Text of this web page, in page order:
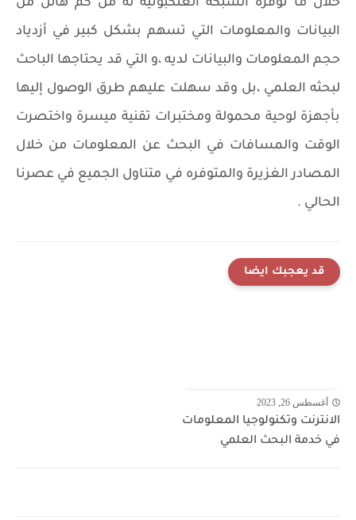
خلال ما توفره الشبكه العنكبوتيه له من كم هائل من
البيانات والمعلومات التي تسهم بشكل كبير في أزدياد
حجم المعلومات والبيانات لديه ،و التي قد يحتاجها الباحث
لبحثه العلمي ،بل وقد سهلت عليهم طرق الوصول إليها
بأجهزة لوحية محمولة ومختبرات تقنية ميسرة واختصرت
الوقت والمسافات في البحث عن المعلومات من خلال
المصادر الغزيرة والمتوفره في متناول الجميع في عصرنا
الحالي .
قد يعجبك ايضا
أغسطس 26, 2023
الانترنت وتكنولوجيا المعلومات
في خدمة البحث العلمي